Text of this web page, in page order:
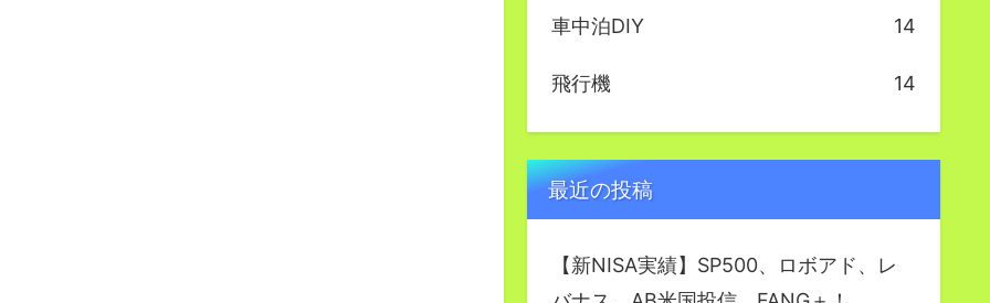
車中泊DIY 14
飛行機 14
最近の投稿
【新NISA実績】SP500、ロボアド、レ